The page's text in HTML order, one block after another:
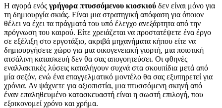
Η αγορά ενός γρήγορα πτυσσόμενου κιοσκιού δεν είναι μόνο για
τη δημιουργία σκιάς. Είναι μια στρατηγική απόφαση για όποιον
θέλει να έχει τα πράγματά του υπό έλεγχο ανεξάρτητα από την
πρόγνωση του καιρού. Είτε χρειάζεται να προστατέψετε ένα έργο
σε εξέλιξη στο εργοτάξιο, ακριβά μηχανήματα κήπου είτε να
δημιουργήσετε χώρο για μια οικογενειακή γιορτή, μια ποιοτική
ατσάλινη κατασκευή δεν θα σας απογοητεύσει. Οι φθηνές
εναλλακτικές λύσεις καταλήγουν συχνά στα σκουπίδια μετά από
μία σεζόν, ενώ ένα επαγγελματικό μοντέλο θα σας εξυπηρετεί για
χρόνια. Αν ψάχνετε για αξιοπιστία, μια πτυσσόμενη σκηνή από
έναν επαληθευμένο κατασκευαστή είναι η σωστή επιλογή, που
εξοικονομεί χρόνο και χρήμα.